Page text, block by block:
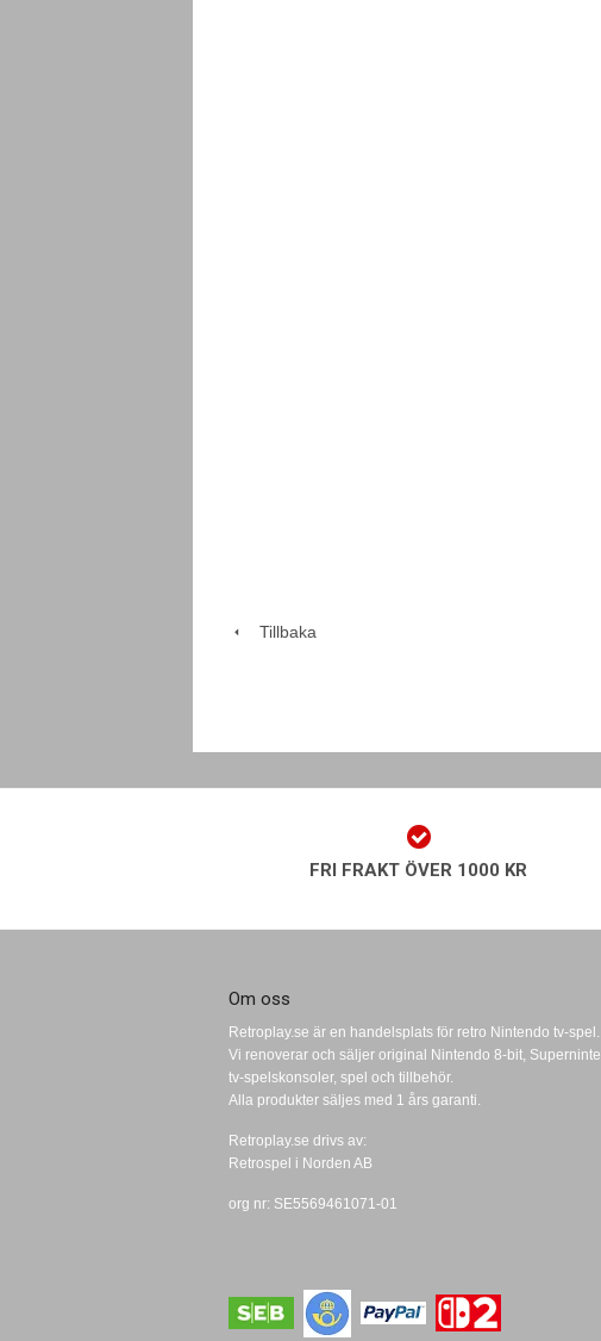
Tillbaka
FRI FRAKT ÖVER 1000 KR
Om oss
Retroplay.se är en handelsplats för retro Nintendo tv-spel.
Vi renoverar och säljer original Nintendo 8-bit,
tv-spelskonsoler, spel och tillbehör.
Alla produkter säljes med 1 års garanti.
Retroplay.se drivs av:
Retrospel i Norden AB
org nr: SE5569461071-01